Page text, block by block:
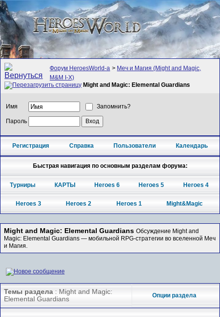
Форум HeroesWorld-а > Меч и Магия (Might and Magic,
M&M I-X)
Might and Magic: Elemental Guardians
Имя Запомнить?
Пароль
Регистрация Справка Пользователи Календарь
Быстрая навигация по основным разделам форума:
Турниры КАРТЫ Heroes 6 Heroes 5 Heroes 4
Heroes 3 Heroes 2 Heroes 1 Might&Magic
Might and Magic: Elemental Guardians Обсуждение Might and
Magic: Elemental Guardians — мобильной RPG-стратегии во вселенной Меч
и Магия.
Темы раздела : Might and Magic:
Elemental Guardians
Опции раздела